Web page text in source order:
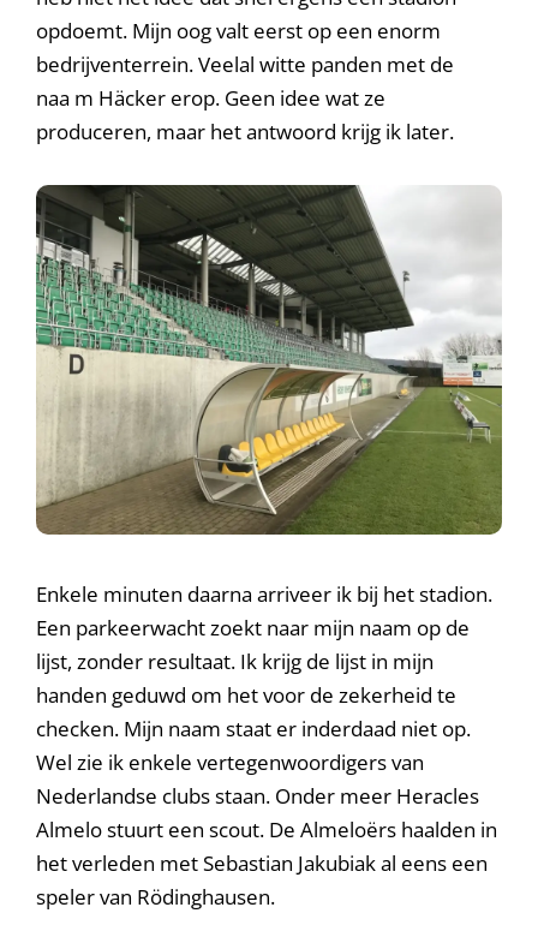
opdoemt. Mijn oog valt eerst op een enorm
bedrijventerrein. Veelal witte panden met de
naa m Häcker erop. Geen idee wat ze
produceren, maar het antwoord krijg ik later.
Enkele minuten daarna arriveer ik bij het stadion.
Een parkeerwacht zoekt naar mijn naam op de
lijst, zonder resultaat. Ik krijg de lijst in mijn
handen geduwd om het voor de zekerheid te
checken. Mijn naam staat er inderdaad niet op.
Wel zie ik enkele vertegenwoordigers van
Nederlandse clubs staan. Onder meer Heracles
Almelo stuurt een scout. De Almeloërs haalden in
het verleden met Sebastian Jakubiak al eens een
speler van Rödinghausen.